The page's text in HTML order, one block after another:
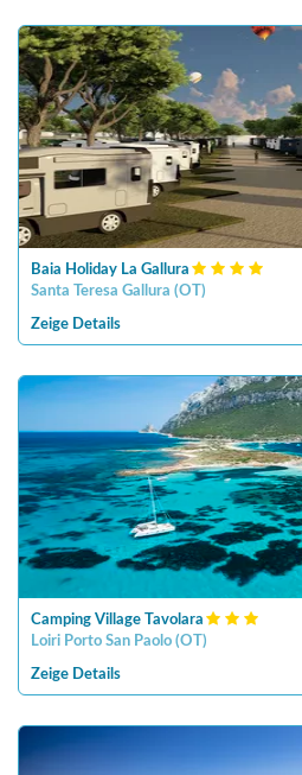
Baia Holiday La Gallura
Santa Teresa Gallura (OT)
Zeige Details
Camping Village Tavolara
Loiri Porto San Paolo (OT)
Zeige Details